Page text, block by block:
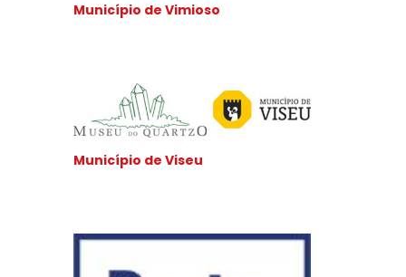
Município de Vimioso
Município de Viseu